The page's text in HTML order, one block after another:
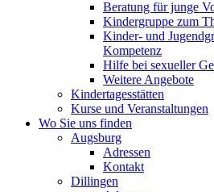
Beratung für junge
Kindergruppe zum
Kinder- und
Kompetenz
Hilfe bei sexueller
Weitere Angebote
Kindertagesstätten
Kurse und Veranstaltungen
Wo Sie uns finden
Augsburg
Adressen
Kontakt
Dillingen